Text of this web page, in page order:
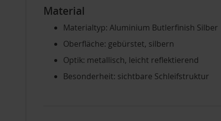
Material
Materialtyp: Aluminium Butlerfinish Silber
Oberfläche: gebürstet, silbern
Optik: metallisch, leicht reflektierend
Besonderheit: sichtbare Schleifstruktur